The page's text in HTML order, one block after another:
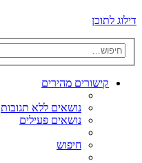
דילוג לתוכן
קישורים מהירים
נושאים ללא תגובות
נושאים פעילים
חיפוש